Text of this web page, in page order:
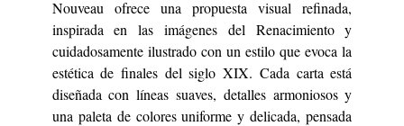
Nouveau ofrece una propuesta visual refinada,
inspirada en las imágenes del Renacimiento y
cuidadosamente ilustrado con un estilo que evoca la
estética de finales del siglo XIX. Cada carta está
diseñada con líneas suaves, detalles armoniosos y
una paleta de colores uniforme y delicada, pensada